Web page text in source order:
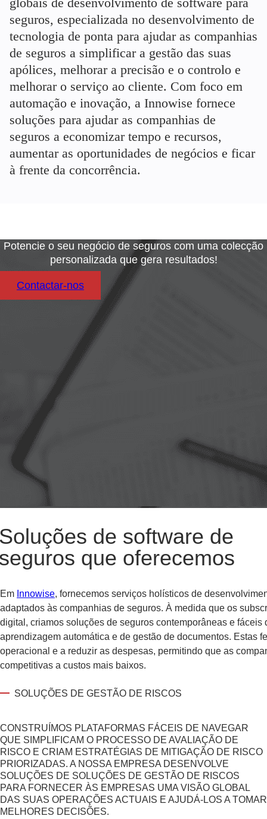
seguros, especializada no desenvolvimento de
tecnologia de ponta para ajudar as companhias
de seguros a simplificar a gestão das suas
apólices, melhorar a precisão e o controlo e
melhorar o serviço ao cliente. Com foco em
automação e inovação, a Innowise fornece
soluções para ajudar as companhias de
seguros a economizar tempo e recursos,
aumentar as oportunidades de negócios e ficar
à frente da concorrência.
Potencie o seu negócio de seguros com uma colecção
personalizada que gera resultados!
Contactar-nos
de software de
que oferecemos
Em Innowise, fornecemos serviços holísticos de
adaptados às companhias de seguros. À medida que os
digital, criamos soluções de seguros contemporâneas e fáceis
aprendizagem automática e de gestão de documentos. Estas
operacional e a reduzir as despesas, permitindo que as
competitivas a custos mais baixos.
SOLUÇÕES DE GESTÃO DE RISCOS
CONSTRUÍMOS PLATAFORMAS FÁCEIS DE NAVEGAR
QUE SIMPLIFICAM O PROCESSO DE AVALIAÇÃO DE
RISCO E CRIAM ESTRATÉGIAS DE MITIGAÇÃO DE RISCO
PRIORIZADAS. A NOSSA EMPRESA DESENVOLVE
SOLUÇÕES DE SOLUÇÕES DE GESTÃO DE RISCOS
PARA FORNECER ÀS EMPRESAS UMA VISÃO GLOBAL
DAS SUAS OPERAÇÕES ACTUAIS E AJUDÁ-LOS A TOMAR
MELHORES DECISÕES.